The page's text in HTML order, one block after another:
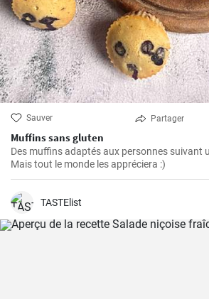
Sauver Partager
Muffins sans gluten
Des muffins adaptés aux personnes suivant
Mais tout le monde les appréciera :)
TASTElist